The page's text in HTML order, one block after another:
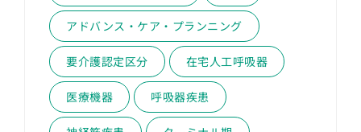
アドバンス・ケア・プランニング
要介護認定区分 在宅人工呼吸器
医療機器 呼吸器疾患